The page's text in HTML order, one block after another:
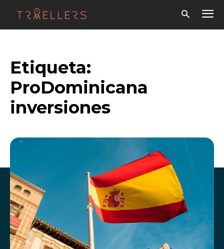
Etiqueta:
ProDominicana
inversiones